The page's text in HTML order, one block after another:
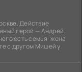
Действие
герой — Андрей
есть семья: жена
с другом Мишей у